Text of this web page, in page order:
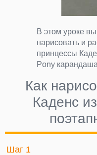
В этом уроке вы
нарисовать и
принцессы
Pony
Как
Каденс
Шаг 1